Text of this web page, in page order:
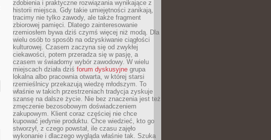
zdobienia i praktyczne rozwiązania wynikające z
historii miejsca. Gdy takie umiejętności zanikają,
tracimy nie tylko zawody, ale także fragment
zbiorowej pamięci. Dlatego zainteresowanie
rzemiosłem bywa dziś czymś więcej niż modą. Dla
wielu osób to sposób na odzyskiwanie ciągłości
kulturowej. Czasem zaczyna się od zwykłej
ciekawości, potem przeradza się w pasję, a
czasem w świadomy wybór zawodowy. W wielu
miejscach działa dziś forum dyskusyjne grupa
lokalna albo pracownia otwarta, w której starsi
rzemieślnicy przekazują wiedzę młodszym. To
właśnie w takich przestrzeniach tradycja zyskuje
szansę na dalsze życie. Nie bez znaczenia jest też
zmęczenie bezosobowym doświadczeniem
zakupowym. Klient coraz częściej nie chce
kupować jedynie produktu. Chce wiedzieć, kto go
stworzył, z czego powstał, ile czasu zajęło
wykonanie i dlaczego wygląda właśnie tak. Szuka